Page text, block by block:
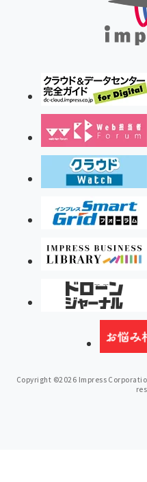
Copyright ©2026 Impress